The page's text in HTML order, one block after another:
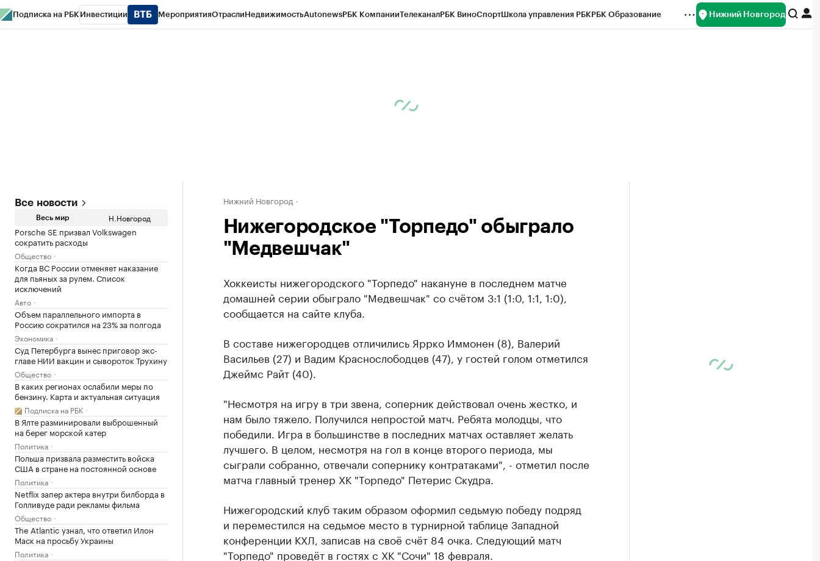
Подписка на РБК Инвестиции МероприятияОтраслиНедвижимостьAutonewsРБК КомпанииТелеканалРБК ВиноСпортШкола управления РБКРБК Образование Нижний Новгород
Все новости
Весь мир Н.Новгород
Porsche SE призвал Volkswagen
сократить расходы
Общество
Когда ВС России отменяет наказание
для пьяных за рулем. Список
исключений
Авто
Объем параллельного импорта в
Россию сократился на 23% за полгода
Экономика
Суд Петербурга вынес приговор экс-
главе НИИ вакцин и сывороток Трухину
Общество
В каких регионах ослабили меры по
бензину. Карта и актуальная ситуация
Подписка на РБК
В Ялте разминировали выброшенный
на берег морской катер
Политика
Польша призвала разместить войска
США в стране на постоянной основе
Политика
Netflix запер актера внутри билборда в
Голливуде ради рекламы фильма
Общество
The Atlantic узнал, что ответил Илон
Маск на просьбу Украины
Политика
Нижний Новгород
Нижегородское "Торпедо" обыграло
"Медвешчак"
Хоккеисты нижегородского "Торпедо" накануне в последнем матче
домашней серии обыграло "Медвешчак" со счётом 3:1 (1:0, 1:1, 1:0),
сообщается на сайте клуба.
В составе нижегородцев отличились Яррко Иммонен (8), Валерий
Васильев (27) и Вадим Краснослободцев (47), у гостей голом отметился
Джеймс Райт (40).
"Несмотря на игру в три звена, соперник действовал очень жестко, и
нам было тяжело. Получился непростой матч. Ребята молодцы, что
победили. Игра в большинстве в последних матчах оставляет желать
лучшего. В целом, несмотря на гол в конце второго периода, мы
сыграли собранно, отвечали сопернику контратаками", - отметил после
матча главный тренер ХК "Торпедо" Петерис Скудра.
Нижегородский клуб таким образом оформил седьмую победу подряд
и переместился на седьмое место в турнирной таблице Западной
конференции КХЛ, записав на своё счёт 84 очка. Следующий матч
"Торпедо" проведёт в гостях с ХК "Сочи" 18 февраля.